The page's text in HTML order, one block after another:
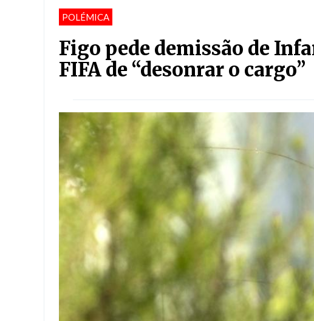
POLÉMICA
Figo pede demissão de
FIFA de “desonrar o cargo”